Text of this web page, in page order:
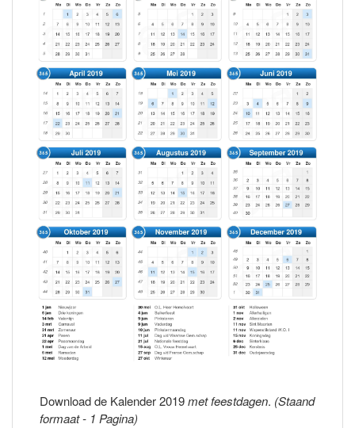
Download de Kalender 2019met feestdagen. (Staand
formaat - 1 Pagina)